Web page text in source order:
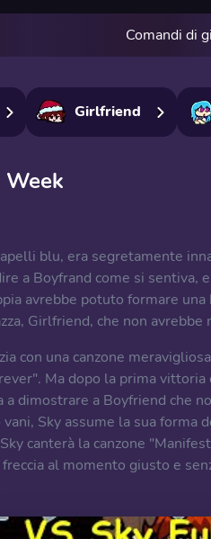
Comandi di
Girlfriend
Week
blu, era segretamente
a Boyfrand come si sentiva,
avrebbe potuto formare
Girlfriend, che non
con una canzone
Ma dopo la prima
a dimostrare a Boyfriend che
Sky assume la sua
canterà la canzone
al momento giusto e